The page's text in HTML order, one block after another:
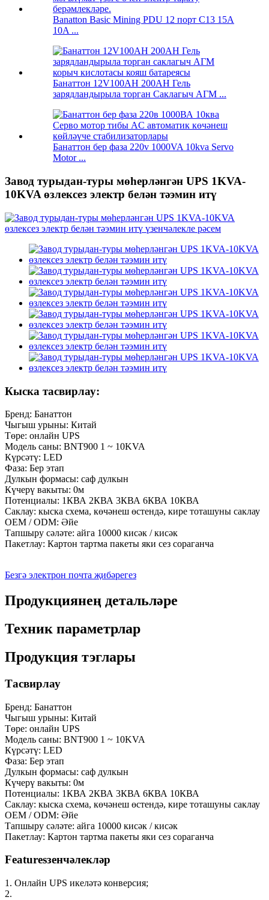
Banatton Basic Mining PDU 12 порт C13 15A
10A ...
Банаттон 12V100AH ​​200AH Гель
зарядландырыла торган Саклагыч АГМ ...
Банаттон бер фаза 220v 1000VA 10kva Servo
Motor ...
Завод турыдан-туры мөһерләнгән UPS 1KVA-
10KVA өзлексез электр белән тәэмин итү
Кыска тасвирлау:
Бренд: Банаттон
Чыгыш урыны: Китай
Төре: онлайн UPS
Модель саны: BNT900 1 ~ 10KVA
Күрсәтү: LED
Фаза: Бер этап
Дулкын формасы: саф дулкын
Күчерү вакыты: 0м
Потенциалы: 1КВА 2КВА 3КВА 6КВА 10КВА
Саклау: кыска схема, көчәнеш өстендә, кире тоташуны саклау
OEM / ODM: Әйе
Тапшыру сәләте: айга 10000 кисәк / кисәк
Пакетлау: Картон тартма пакеты яки сез сораганча
Безгә электрон почта җибәрегез
Продукциянең детальләре
Техник параметрлар
Продукция тэглары
Тасвирлау
Бренд: Банаттон
Чыгыш урыны: Китай
Төре: онлайн UPS
Модель саны: BNT900 1 ~ 10KVA
Күрсәтү: LED
Фаза: Бер этап
Дулкын формасы: саф дулкын
Күчерү вакыты: 0м
Потенциалы: 1КВА 2КВА 3КВА 6КВА 10КВА
Саклау: кыска схема, көчәнеш өстендә, кире тоташуны саклау
OEM / ODM: Әйе
Тапшыру сәләте: айга 10000 кисәк / кисәк
Пакетлау: Картон тартма пакеты яки сез сораганча
Featuresзенчәлекләр
1. Онлайн UPS икеләтә конверсия;
2.